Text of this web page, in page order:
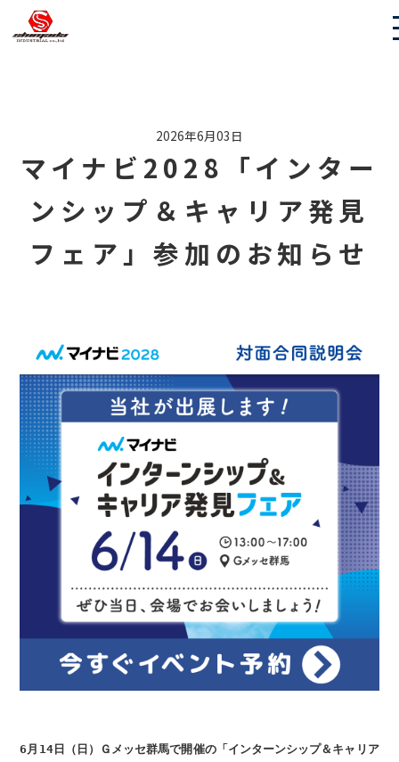
2026年6月03日
マイナビ2028「インター
ンシップ＆キャリア発見
フェア」参加のお知らせ
6月14日（日）Ｇメッセ群馬で開催の「インターンシップ＆キャリア